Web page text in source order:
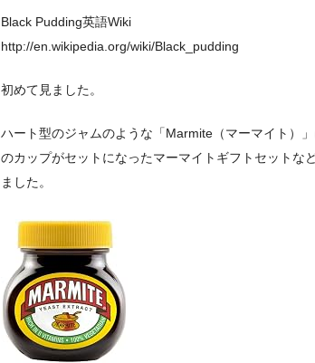
Black Pudding英語Wiki
http://en.wikipedia.org/wiki/Black_pudding
初めて見ました。
ハート型のジャムのような「Marmite（マーマイト）
のカップがセットになったマーマイトギフトセットな
ました。